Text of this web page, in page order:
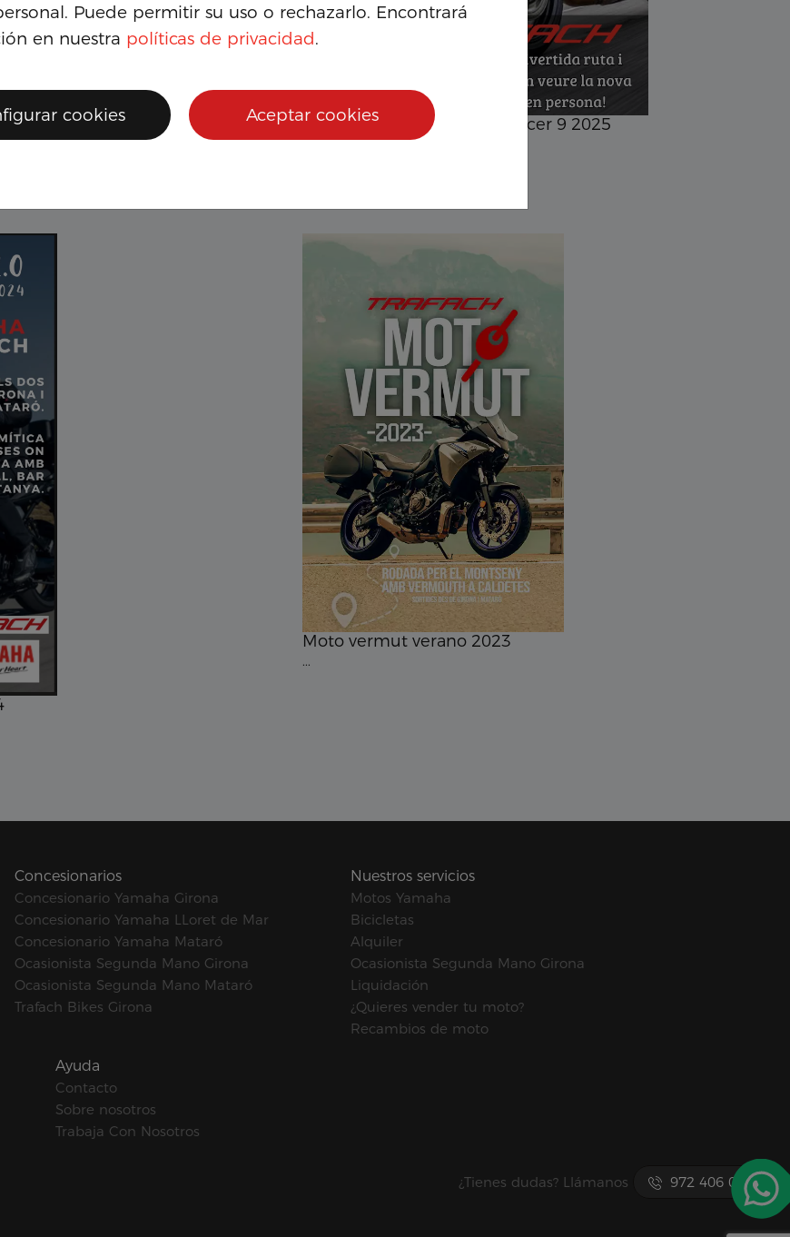
Evento MT TOUR Y-AMT 2025 Evento Nueva Tracer 9 2025
...
Moto vermut verano 2023
...
Concesionarios
Concesionario Yamaha Girona
Concesionario Yamaha LLoret de Mar
Concesionario Yamaha Mataró
Ocasionista Segunda Mano Girona
Ocasionista Segunda Mano Mataró
Trafach Bikes Girona
Nuestros servicios
Motos Yamaha
Bicicletas
Alquiler
Ocasionista Segunda Mano Girona
Liquidación
¿Quieres vender tu moto?
Recambios de moto
Ayuda
Contacto
Sobre nosotros
Trabaja Con Nosotros
¿Tienes dudas? Llámanos 972 406 067
Puede permitir su uso o rechazarlo. Encontrará
en nuestra políticas de privacidad.
cookies Aceptar cookies
Google analytics cookies
Marketing cookies